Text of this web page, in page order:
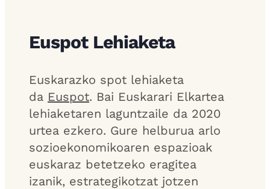
Euspot Lehiaketa
Euskarazko spot lehiaketa
da Euspot. Bai Euskarari Elkartea
lehiaketaren laguntzaile da 2020
urtea ezkero. Gure helburua arlo
sozioekonomikoaren espazioak
euskaraz betetzeko eragitea
izanik, estrategikotzat jotzen